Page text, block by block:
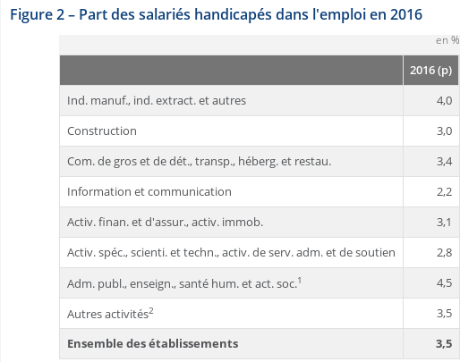
Figure 2– Part des salariés handicapés dans l'emploi en 2016
en %
2016 (p)
Ind. manuf., ind. extract. et autres
4,0
Construction
3,0
Com. de gros et de dét., transp., héberg. et restau.
3,4
Information et communication
2,2
Activ. finan. et d'assur., activ. immob.
3,1
Activ. spéc., scienti. et techn., activ. de serv. adm. et de soutien
2,8
Adm. publ., enseign., santé hum. et act. soc.1
4,5
Autres activités2
3,5
Ensemble des établissements
3,5